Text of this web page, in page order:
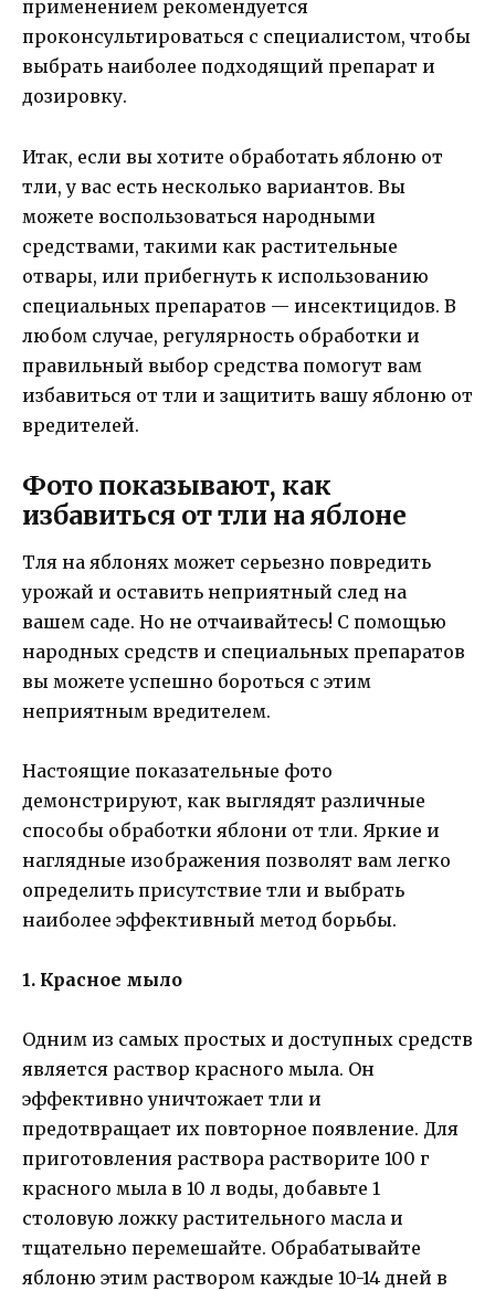
применением рекомендуется
проконсультироваться с специалистом, чтобы
выбрать наиболее подходящий препарат и
дозировку.
Итак, если вы хотите обработать яблоню от
тли, у вас есть несколько вариантов. Вы
можете воспользоваться народными
средствами, такими как растительные
отвары, или прибегнуть к использованию
специальных препаратов — инсектицидов. В
любом случае, регулярность обработки и
правильный выбор средства помогут вам
избавиться от тли и защитить вашу яблоню от
вредителей.
Фото показывают, как
избавиться от тли на яблоне
Тля на яблонях может серьезно повредить
урожай и оставить неприятный след на
вашем саде. Но не отчаивайтесь! С помощью
народных средств и специальных препаратов
вы можете успешно бороться с этим
неприятным вредителем.
Настоящие показательные фото
демонстрируют, как выглядят различные
способы обработки яблони от тли. Яркие и
наглядные изображения позволят вам легко
определить присутствие тли и выбрать
наиболее эффективный метод борьбы.
1. Красное мыло
Одним из самых простых и доступных средств
является раствор красного мыла. Он
эффективно уничтожает тли и
предотвращает их повторное появление. Для
приготовления раствора растворите 100 г
красного мыла в 10 л воды, добавьте 1
столовую ложку растительного масла и
тщательно перемешайте. Обрабатывайте
яблоню этим раствором каждые 10-14 дней в